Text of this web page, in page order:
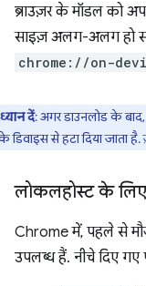
ब्राउज़र के मॉडल को
साइज़ अलग-अलग हो
chrome://on-
ध्यान दें: अगर डाउनलोड के
से हटा दिया जाता है.
लोकलहोस्ट के लिए
Chrome में, पहले से
उपलब्ध हैं. नीचे दिए